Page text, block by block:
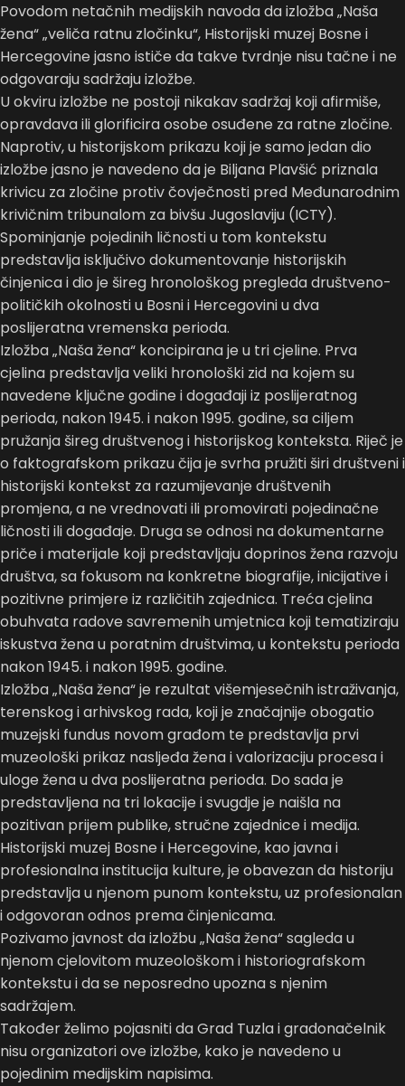
Povodom netačnih medijskih navoda da izložba „Naša
žena“ „veliča ratnu zločinku“, Historijski muzej Bosne i
Hercegovine jasno ističe da takve tvrdnje nisu tačne i ne
odgovaraju sadržaju izložbe.
U okviru izložbe ne postoji nikakav sadržaj koji afirmiše,
opravdava ili glorificira osobe osuđene za ratne zločine.
Naprotiv, u historijskom prikazu koji je samo jedan dio
izložbe jasno je navedeno da je Biljana Plavšić priznala
krivicu za zločine protiv čovječnosti pred Međunarodnim
krivičnim tribunalom za bivšu Jugoslaviju (ICTY).
Spominjanje pojedinih ličnosti u tom kontekstu
predstavlja isključivo dokumentovanje historijskih
činjenica i dio je šireg hronološkog pregleda društveno-
političkih okolnosti u Bosni i Hercegovini u dva
poslijeratna vremenska perioda.
Izložba „Naša žena“ koncipirana je u tri cjeline. Prva
cjelina predstavlja veliki hronološki zid na kojem su
navedene ključne godine i događaji iz poslijeratnog
perioda, nakon 1945. i nakon 1995. godine, sa ciljem
pružanja šireg društvenog i historijskog konteksta. Riječ je
o faktografskom prikazu čija je svrha pružiti širi društveni i
historijski kontekst za razumijevanje društvenih
promjena, a ne vrednovati ili promovirati pojedinačne
ličnosti ili događaje. Druga se odnosi na dokumentarne
priče i materijale koji predstavljaju doprinos žena razvoju
društva, sa fokusom na konkretne biografije, inicijative i
pozitivne primjere iz različitih zajednica. Treća cjelina
obuhvata radove savremenih umjetnica koji tematiziraju
iskustva žena u poratnim društvima, u kontekstu perioda
nakon 1945. i nakon 1995. godine.
Izložba „Naša žena“ je rezultat višemjesečnih istraživanja,
terenskog i arhivskog rada, koji je značajnije obogatio
muzejski fundus novom građom te predstavlja prvi
muzeološki prikaz nasljeđa žena i valorizaciju procesa i
uloge žena u dva poslijeratna perioda. Do sada je
predstavljena na tri lokacije i svugdje je naišla na
pozitivan prijem publike, stručne zajednice i medija.
Historijski muzej Bosne i Hercegovine, kao javna i
profesionalna institucija kulture, je obavezan da historiju
predstavlja u njenom punom kontekstu, uz profesionalan
i odgovoran odnos prema činjenicama.
Pozivamo javnost da izložbu „Naša žena“ sagleda u
njenom cjelovitom muzeološkom i historiografskom
kontekstu i da se neposredno upozna s njenim
sadržajem.
Također želimo pojasniti da Grad Tuzla i gradonačelnik
nisu organizatori ove izložbe, kako je navedeno u
pojedinim medijskim napisima.